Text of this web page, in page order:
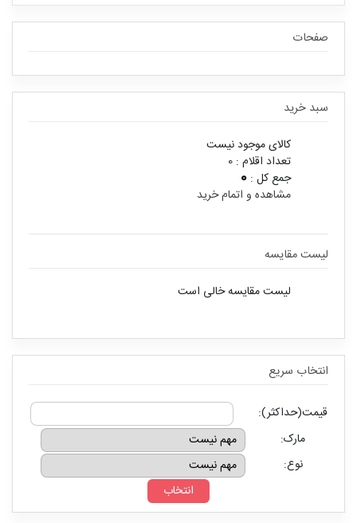
صفحات
سبد خرید
کالای موجود نیست
تعداد اقلام : 0
جمع کل : 0
مشاهده و اتمام خرید
لیست مقایسه
لیست مقایسه خالی است
انتخاب سريع
قیمت(حداکثر):
مارک:
نوع: